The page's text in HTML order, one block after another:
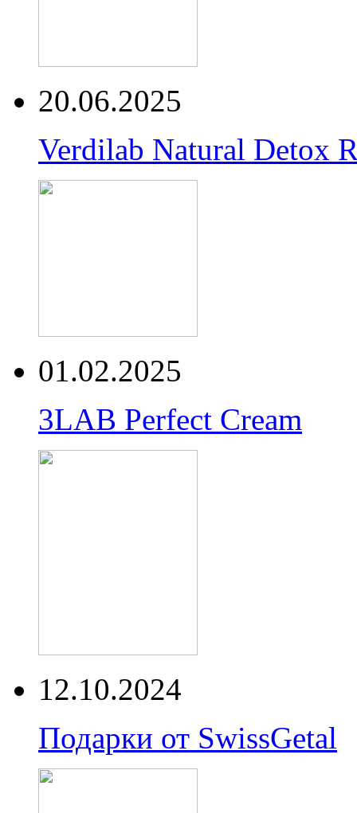
20.06.2025
Verdilab Natural Detox
01.02.2025
3LAB Perfect Cream
12.10.2024
Подарки от SwissGetal